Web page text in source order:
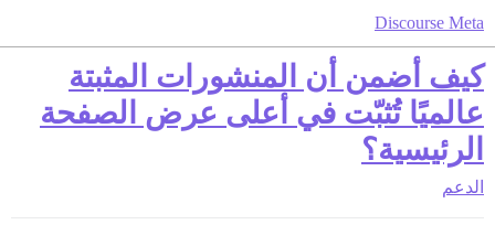
Discourse Meta
كيف أضمن أن المنشورات المثبتة
عالميًا تُثبّت في أعلى عرض الصفحة
الرئيسية؟
الدعم